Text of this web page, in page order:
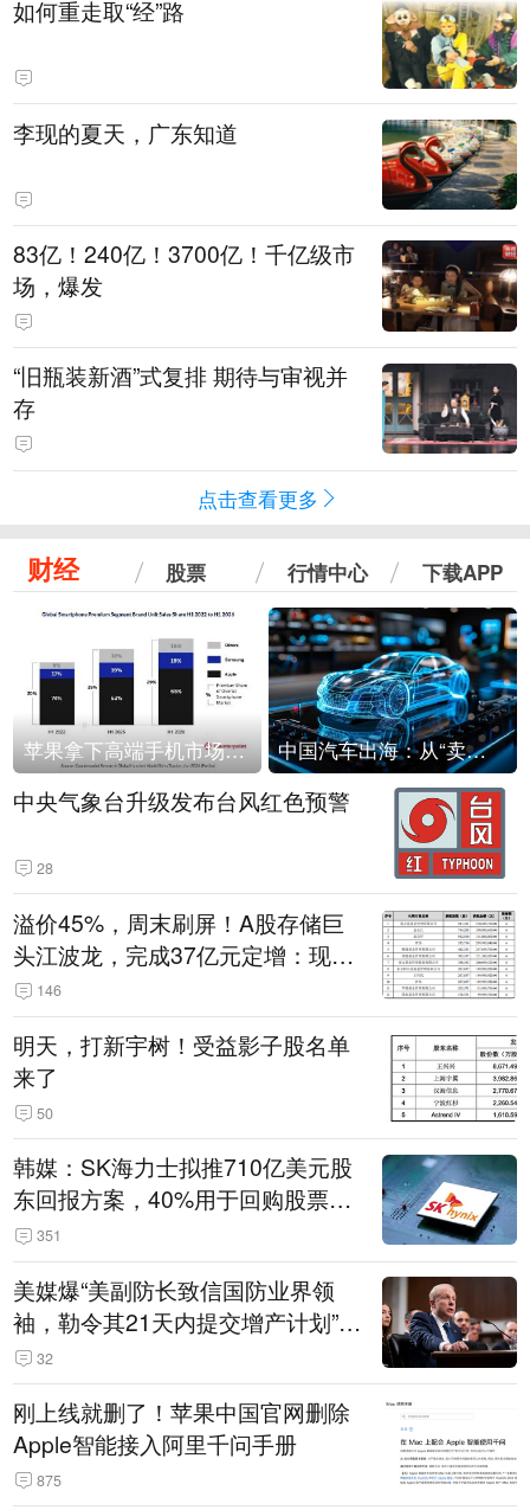
如何重走取“经”路
李现的夏天，广东知道
83亿！240亿！3700亿！千亿级市
场，爆发
“旧瓶装新酒”式复排 期待与审视并
存
点击查看更多
财经 股票 行情中心 下载APP
苹果拿下高端手机市场65%的份额：iPhone 17系列功不可没 中国汽车出海：从“卖出去”到“走进去”
中央气象台升级发布台风红色预警
28
溢价45%，周末刷屏！A股存储巨
头江波龙，完成37亿元定增：现价
386.6元，定增价560元
146
明天，打新宇树！受益影子股名单
来了
50
韩媒：SK海力士拟推710亿美元股
东回报方案，40%用于回购股票，
相当于美股发行规模
351
美媒爆“美副防长致信国防业界领
袖，勒令其21天内提交增产计划”，
五角大楼回应
32
刚上线就删了！苹果中国官网删除
Apple智能接入阿里千问手册
875